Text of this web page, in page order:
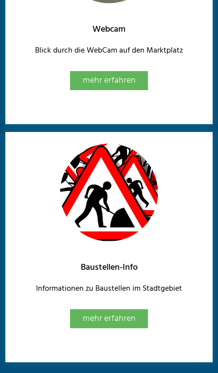
Webcam
Blick durch die WebCam auf den Marktplatz
mehr erfahren
Baustellen-Info
Informationen zu Baustellen im Stadtgebiet
mehr erfahren